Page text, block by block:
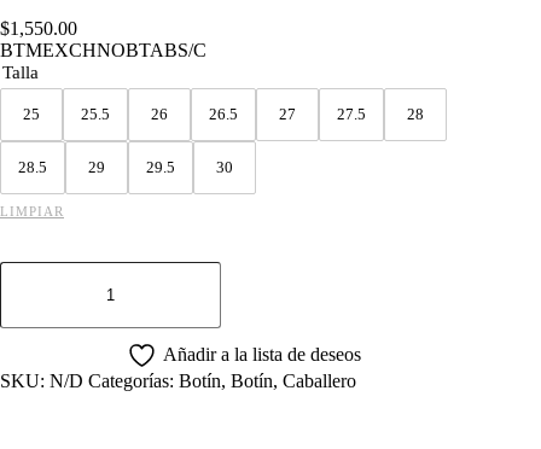
$1,550.00
BTMEXCHNOBTABS/C
Talla
25 25.5 26 26.5 27 27.5 28
28.5 29 29.5 30
LIMPIAR
BOTIN
PIEL
RES
NOBUCK
Añadir a la lista de deseos
SKU: N/D Categorías: Botín, Botín, Caballero